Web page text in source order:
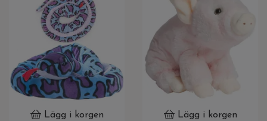
Lägg i korgen Lägg i korgen